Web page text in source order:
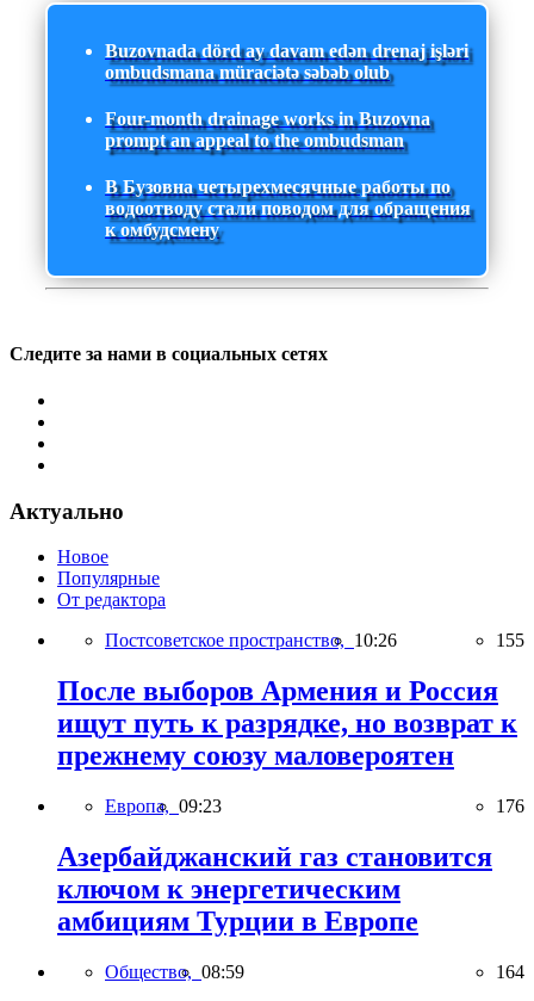
Buzovnada dörd ay davam edən drenaj işləri
ombudsmana müraciətə səbəb olub
Four-month drainage works in Buzovna
prompt an appeal to the ombudsman
В Бузовна четырехмесячные работы по
водоотводу стали поводом для обращения
к омбудсмену
Следите за нами в социальных сетях
Актуально
Новое
Популярные
От редактора
Постсоветское пространство, 10:26 155
После выборов Армения и Россия
ищут путь к разрядке, но возврат к
прежнему союзу маловероятен
Европа, 09:23 176
Азербайджанский газ становится
ключом к энергетическим
амбициям Турции в Европе
Общество, 08:59 164